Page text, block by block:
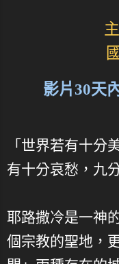
影片30天
「世界若有十分
有十分哀愁，九
耶路撒冷是一神
個宗教的聖地，